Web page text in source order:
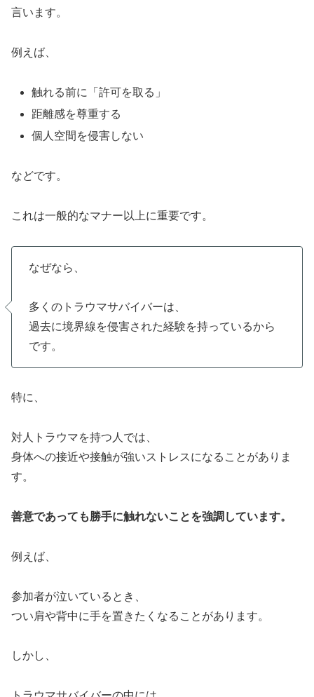
言います。
例えば、
触れる前に「許可を取る」
距離感を尊重する
個人空間を侵害しない
などです。
これは一般的なマナー以上に重要です。
なぜなら、
多くのトラウマサバイバーは、
過去に境界線を侵害された経験を持っているから
です。
特に、
対人トラウマを持つ人では、
身体への接近や接触が強いストレスになることがありま
す。
善意であっても勝手に触れないことを強調しています。
例えば、
参加者が泣いているとき、
つい肩や背中に手を置きたくなることがあります。
しかし、